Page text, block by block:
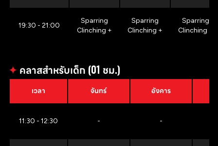
19:30 - 21:00
Sparring
Clinching +
Sparring
Clinching +
Sparring
Clinching +
✦ คลาสสำหรับเด็ก (01 ชม.)
เวลา จันทร์ อังคาร
11:30 - 12:30 - -